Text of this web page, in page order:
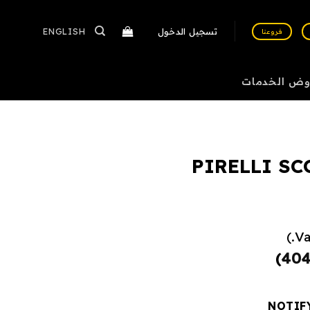
فروعنا تسجيل الدخول ENGLISH
الخدمات
PIRELLI
)